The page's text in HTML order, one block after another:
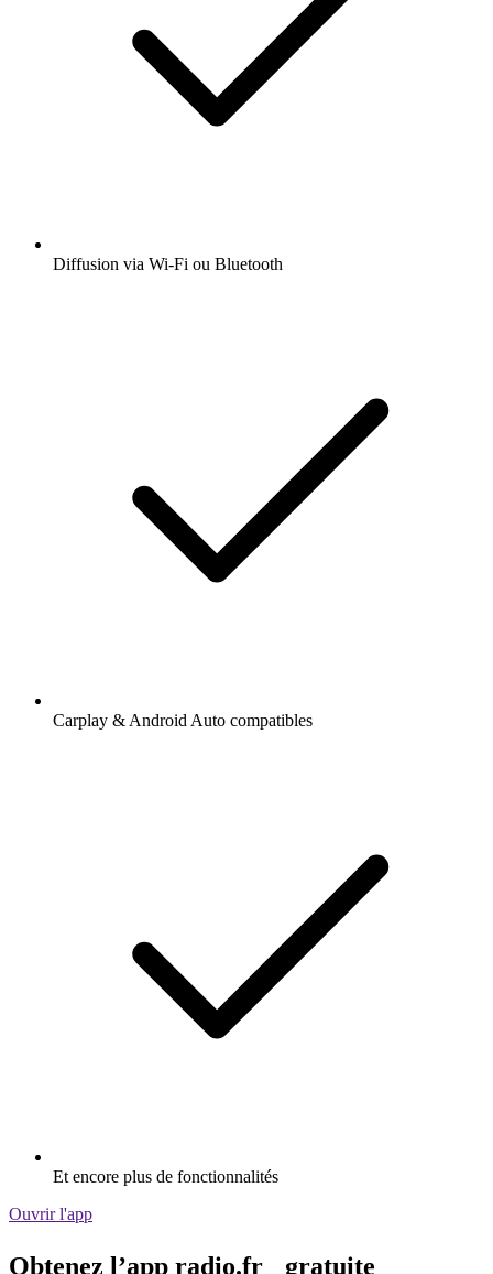
Diffusion via Wi-Fi ou Bluetooth
Carplay & Android Auto compatibles
Et encore plus de fonctionnalités
Ouvrir l'app
Obtenez l’app radio.fr gratuite